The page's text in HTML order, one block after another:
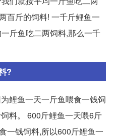
百斤的饲料! 一千斤鲤鱼一
斤鱼吃二两饲料,那么一千
?
鲤鱼一天一斤鱼喂食一钱饲
料。 600斤鲤鱼一天喂6斤
一钱饲料,所以600斤鲤鱼一